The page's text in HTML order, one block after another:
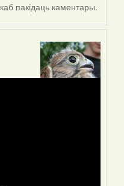
каб пакідаць каментары.